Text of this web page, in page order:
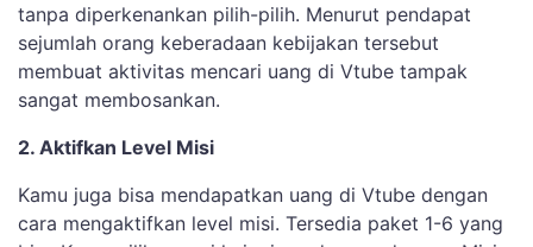
tanpa diperkenankan pilih-pilih. Menurut pendapat
sejumlah orang keberadaan kebijakan tersebut
membuat aktivitas mencari uang di Vtube tampak
sangat membosankan.
2. Aktifkan Level Misi
Kamu juga bisa mendapatkan uang di Vtube dengan
cara mengaktifkan level misi. Tersedia paket 1-6 yang